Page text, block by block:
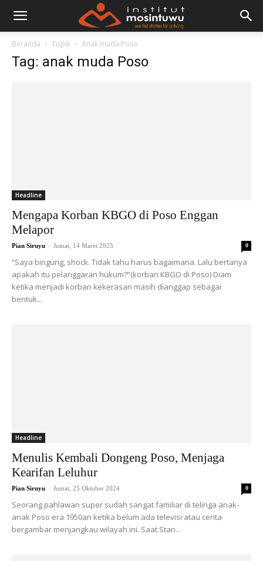
Beranda Topik Anak muda Poso
Tag: anak muda Poso
Headline
Mengapa Korban KBGO di Poso Enggan
Melapor
Pian Siruyu - Jumat, 14 Maret 2025 0
“Saya bingung, shock. Tidak tahu harus bagaimana. Lalu bertanya
apakah itu pelanggaran hukum?”(korban KBGO di Poso) Diam
ketika menjadi korban kekerasan masih dianggap sebagai
bentuk...
Headline
Menulis Kembali Dongeng Poso, Menjaga
Kearifan Leluhur
Pian Siruyu - Jumat, 25 Oktober 2024 0
Seorang pahlawan super sudah sangat familiar di telinga anak-
anak Poso era 1950an ketika belum ada televisi atau cerita
bergambar menjangkau wilayah ini. Saat Stan...